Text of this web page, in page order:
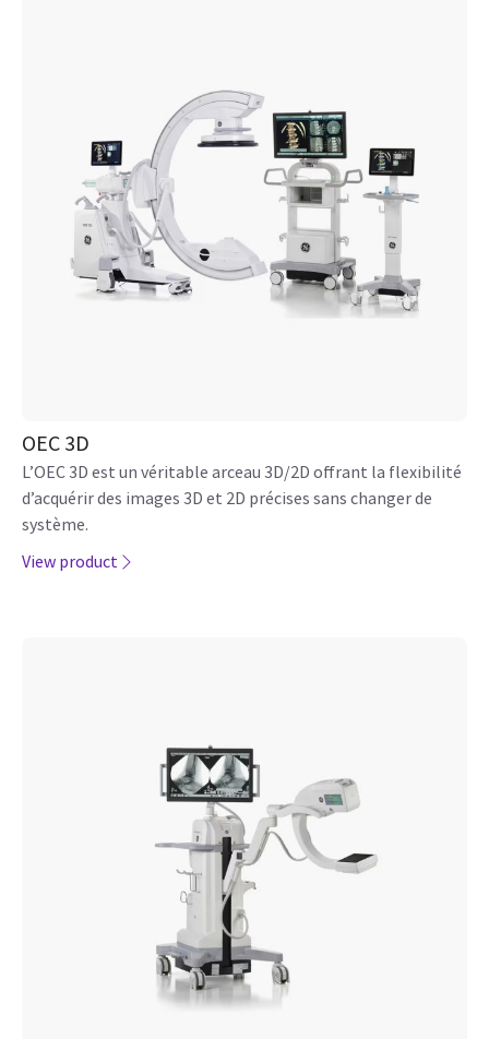
OEC 3D
L’OEC 3D est un véritable arceau 3D/2D offrant la flexibilité
d’acquérir des images 3D et 2D précises sans changer de
système.
View product